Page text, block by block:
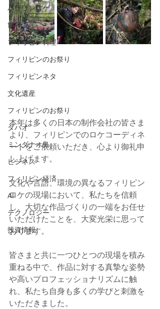
パラワンロケ
世界遺産
フィリピン料理
フィリピンのお祭り
フィリピンネタ
文化遺産
フィリピンのお祭り
ダバオ
ミンダナオ島
ビジネス
フィリピン経済
AI
テクノロジー
投資情報
本年は多くの日本の制作会社の皆さま
より、フィリピンでのロケコーディネ
ートをご依頼いただき、心より御礼申
し上げます。
文化や言語、環境の異なるフィリピン
ロケの現場において、私たちを信頼
し、大切な作品づくりの一端をお任せ
いただけたことを、大変光栄に思って
おります。
皆さまと共に一つひとつの現場を積み
重ねる中で、作品に対する真摯な姿勢
や高いプロフェッショナリズムに触
れ、私たち自身も多くの学びと刺激を
いただきました。